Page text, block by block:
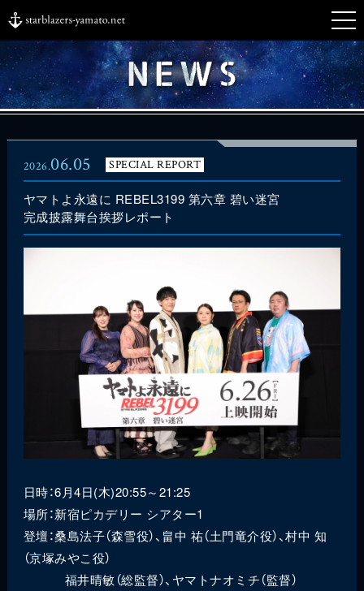
2026.06.05 SPECIAL REPORT
ヤマトよ永遠に REBEL3199 第六章 碧い迷宮
完成披露舞台挨拶レポート
日時：6月4日(木)20:55～21:25
場所：新宿ピカデリー シアター1
登壇：桑島法子（森雪役）、畠中 祐（土門竜介役）、村中 知
（京塚みやこ役）
福井晴敏（総監督）、ヤマトナオミチ（監督）